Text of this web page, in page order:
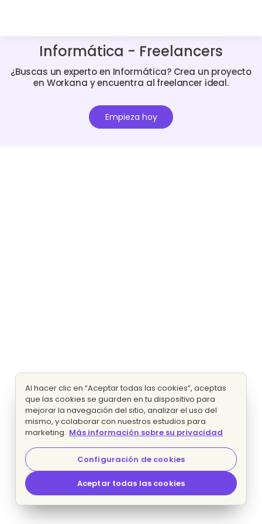
Informática - Freelancers
¿Buscas un experto en Informática? Crea un proyecto
en Workana y encuentra al freelancer ideal.
Empieza hoy
Al hacer clic en “Aceptar todas las cookies”, aceptas
que las cookies se guarden en tu dispositivo para
mejorar la navegación del sitio, analizar el uso del
mismo, y colaborar con nuestros estudios para
marketing. Más información sobre su privacidad
Configuración de cookies
Aceptar todas las cookies